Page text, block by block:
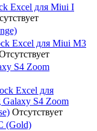
Excel для Miui I
Excel для Miui M3
S4 Zoom
Excel для
Galaxy S4 Zoom
Отсутствует
(Gold)